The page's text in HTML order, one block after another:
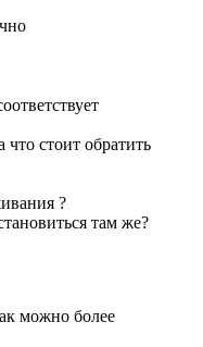
что стоит обратить
?
там же?
можно более